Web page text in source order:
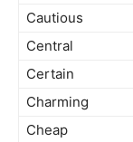
Cautious
Central
Certain
Charming
Cheap